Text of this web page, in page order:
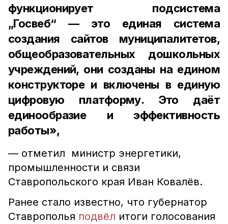
функционирует подсистема
„Госвеб“ — это единая система
создания сайтов муниципалитетов,
общеобразовательных дошкольных
учреждений, они созданы на едином
конструкторе и включены в единую
цифровую платформу. Это даёт
единообразие и эффективность
работы»,
— отметил министр энергетики,
промышленности и связи
Ставропольского края Иван Ковалёв.
Ранее стало известно, что губернатор
Ставрополья подвёл итоги голосования